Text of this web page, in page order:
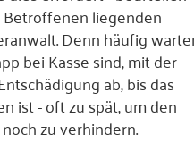
liegenden
Denn häufig
bei Kasse sind, mit der
ab, bis das
ist - oft zu spät, um den
zu verhindern.